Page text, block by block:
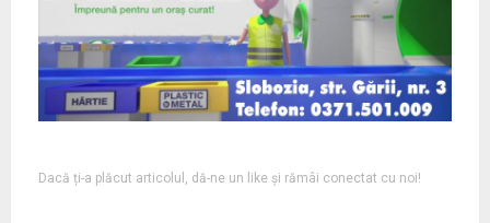
Dacă ți-a plăcut articolul, dă-ne un like și rămâi conectat cu noi!